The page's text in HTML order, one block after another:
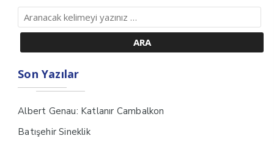
Son Yazılar
Albert Genau: Katlanır Cambalkon
Batışehir Sineklik